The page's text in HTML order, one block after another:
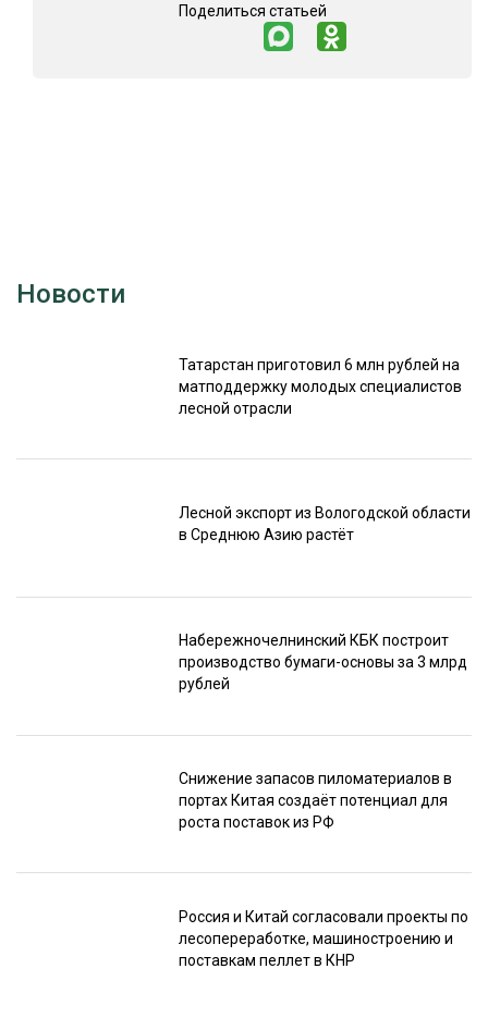
Поделиться статьей
Новости
Татарстан приготовил 6 млн рублей на
матподдержку молодых специалистов
лесной отрасли
Лесной экспорт из Вологодской области
в Среднюю Азию растёт
Набережночелнинский КБК построит
производство бумаги-основы за 3 млрд
рублей
Снижение запасов пиломатериалов в
портах Китая создаёт потенциал для
роста поставок из РФ
Россия и Китай согласовали проекты по
лесопереработке, машиностроению и
поставкам пеллет в КНР